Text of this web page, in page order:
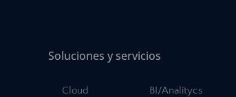
Soluciones y servicios
Cloud BI/Analitycs